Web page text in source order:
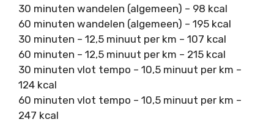
30 minuten wandelen (algemeen) – 98 kcal
60 minuten wandelen (algemeen) – 195 kcal
30 minuten – 12,5 minuut per km – 107 kcal
60 minuten – 12,5 minuut per km – 215 kcal
30 minuten vlot tempo – 10,5 minuut per km –
124 kcal
60 minuten vlot tempo – 10,5 minuut per km –
247 kcal